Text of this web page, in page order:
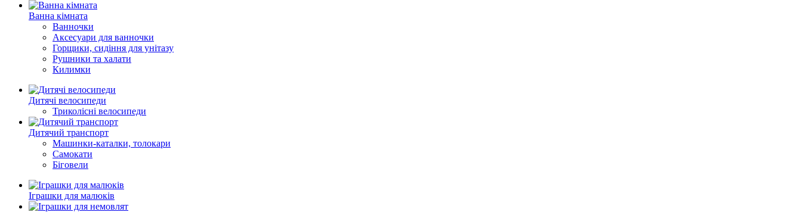
Ванна кімната
Ванночки
Аксесуари для ванночки
Горщики, сидіння для унітазу
Рушники та халати
Килимки
Дитячі велосипеди
Триколісні велосипеди
Дитячий транспорт
Машинки-каталки, толокари
Самокати
Біговели
Іграшки для малюків